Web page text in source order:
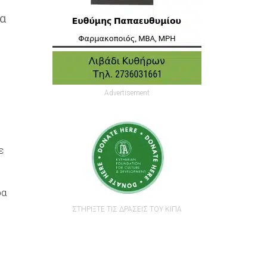
Advertisement
ΣΤΗΡΙΞΤΕ ΤΙΣ ΔΡΑΣΕΙΣ ΤΟΥ ΚΙΠΑ